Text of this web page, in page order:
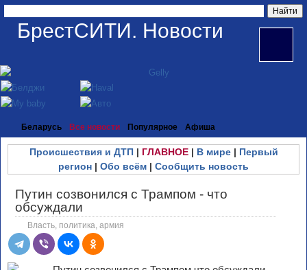
БрестСИТИ. Новости
Беларусь Все новости Популярное Афиша
Происшествия и ДТП| ГЛАВНОЕ| В мире| Первый
регион | Обо всём | Сообщить новость
Путин созвонился с Трампом - что
обсуждали
Власть, политика, армия